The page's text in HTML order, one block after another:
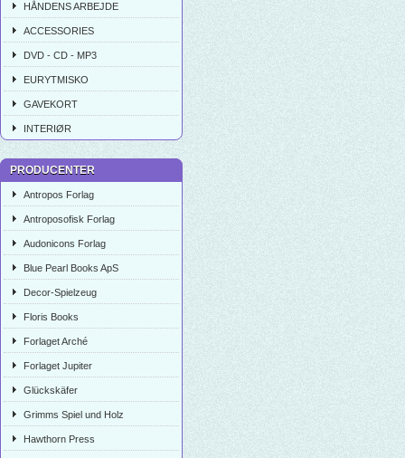
HÅNDENS ARBEJDE
ACCESSORIES
DVD - CD - MP3
EURYTMISKO
GAVEKORT
INTERIØR
PRODUCENTER
Antropos Forlag
Antroposofisk Forlag
Audonicons Forlag
Blue Pearl Books ApS
Decor-Spielzeug
Floris Books
Forlaget Arché
Forlaget Jupiter
Glückskäfer
Grimms Spiel und Holz
Hawthorn Press